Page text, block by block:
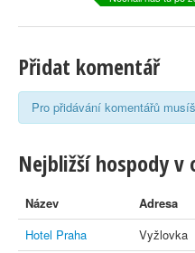
Přidat komentář
Pro přidávání komentářů
Nejbližší hospody v
Název Adresa
Hotel Praha
Vyžlovka